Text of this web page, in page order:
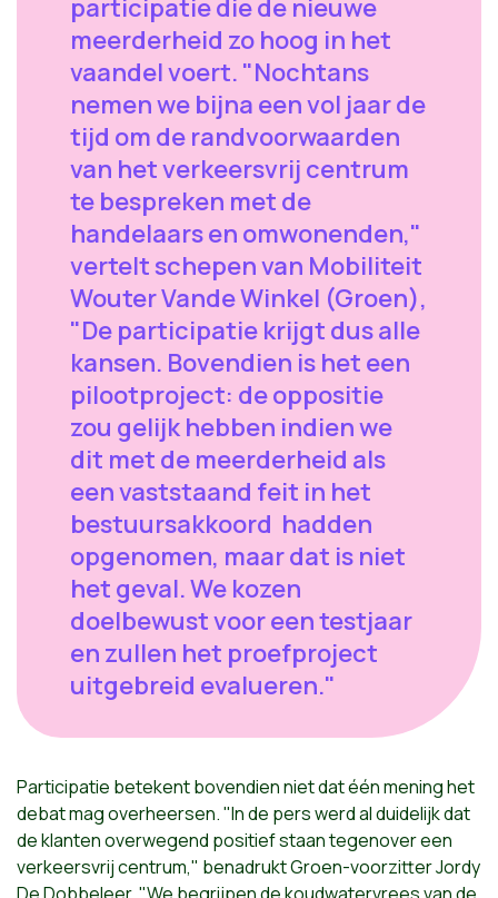
participatie die de nieuwe
meerderheid zo hoog in het
vaandel voert. "Nochtans
nemen we bijna een vol jaar de
tijd om de randvoorwaarden
van het verkeersvrij centrum
te bespreken met de
handelaars en omwonenden,"
vertelt schepen van Mobiliteit
Wouter Vande Winkel (Groen),
"De participatie krijgt dus alle
kansen. Bovendien is het een
pilootproject: de oppositie
zou gelijk hebben indien we
dit met de meerderheid als
een vaststaand feit in het
bestuursakkoord hadden
opgenomen, maar dat is niet
het geval. We kozen
doelbewust voor een testjaar
en zullen het proefproject
uitgebreid evalueren."
Participatie betekent bovendien niet dat één mening het
debat mag overheersen. "In de pers werd al duidelijk dat
de klanten overwegend positief staan tegenover een
verkeersvrij centrum," benadrukt Groen-voorzitter Jordy
De Dobbeleer, "We begrijpen de koudwatervrees van de